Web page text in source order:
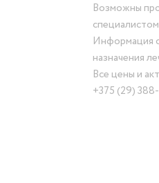
Возможны
Информация
назначения
Все цены и
+375 (29)